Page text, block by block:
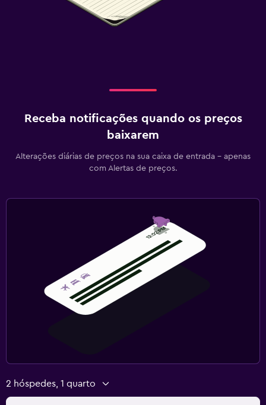
Receba notificações quando os preços
baixarem
Alterações diárias de preços na sua caixa de entrada - apenas
com Alertas de preços.
2 hóspedes, 1 quarto